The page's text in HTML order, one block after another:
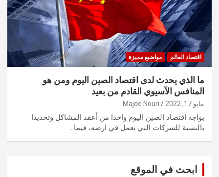
اقتصاد العالم مواضيع مميزة
ما الذي يحدث لدى اقتصاد الصين اليوم ومن هو
المنافس الآسيوي القادم من بعيد
مايو 17, 2022 Majde Nouri
يواجه اقتصاد الصين اليوم واحدا من أعقد المشاكل وتحديدا
بالنسبة للشركات التي تعمل في ارضه، فيما…
ابحث في الموقع